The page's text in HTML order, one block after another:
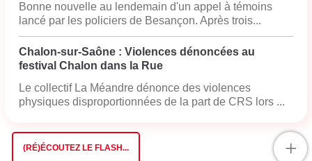
Bonne nouvelle au lendemain d'un appel à témoins
lancé par les policiers de Besançon. Après trois...
Chalon-sur-Saône : Violences dénoncées au
festival Chalon dans la Rue
Le collectif La Méandre dénonce des violences
physiques disproportionnées de la part de CRS lors ...
(RÉ)ÉCOUTEZ LE FLASH... +